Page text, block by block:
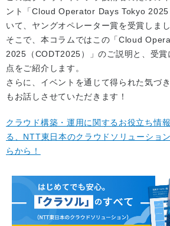
ント「Cloud Operator Days Tokyo
いて、ヤングオペレーター賞を受賞しまし
そこで、本コラムではこの「Cloud
2025（CODT2025）」のご説明と、受賞
点をご紹介します。
さらに、イベントを通じて得られた気づ
もお話しさせていただきます！
クラウド構築・運用に関するお役立ち情
る、NTT東日本のクラウドソリューショ
らから！